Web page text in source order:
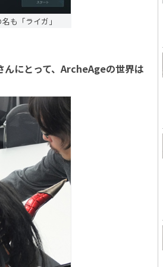
も「ライガ」
んにとって、ArcheAgeの世界は